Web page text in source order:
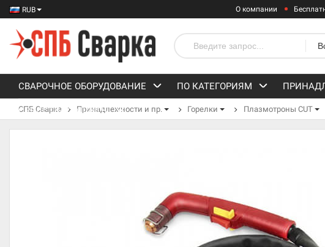
RUB О компании
СВАРОЧНОЕ ОБОРУДОВАНИЕ ПО КАТЕГОРИЯМ
СРЕДСТВА ЗАЩИТЫ
СПБ Сварка Принадлежности и пр. Горелки Плазмотроны CUT